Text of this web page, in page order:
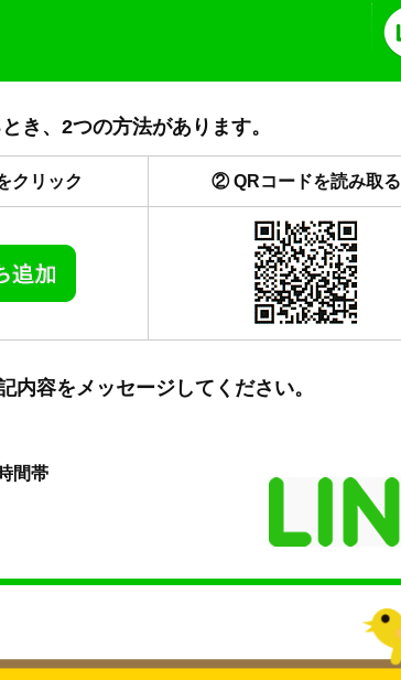
き、2つの方法があります。
クリック ② QRコードを読み取る
内容をメッセージしてください。
間帯